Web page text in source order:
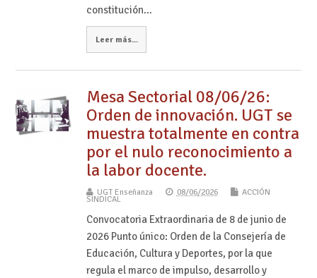
constitución…
Leer más...
Mesa Sectorial 08/06/26:
Orden de innovación. UGT se
muestra totalmente en contra
por el nulo reconocimiento a
la labor docente.
UGT Enseñanza 08/06/2026 ACCIÓN
SINDICAL
Convocatoria Extraordinaria de 8 de junio de
2026 Punto único: Orden de la Consejería de
Educación, Cultura y Deportes, por la que
regula el marco de impulso, desarrollo y